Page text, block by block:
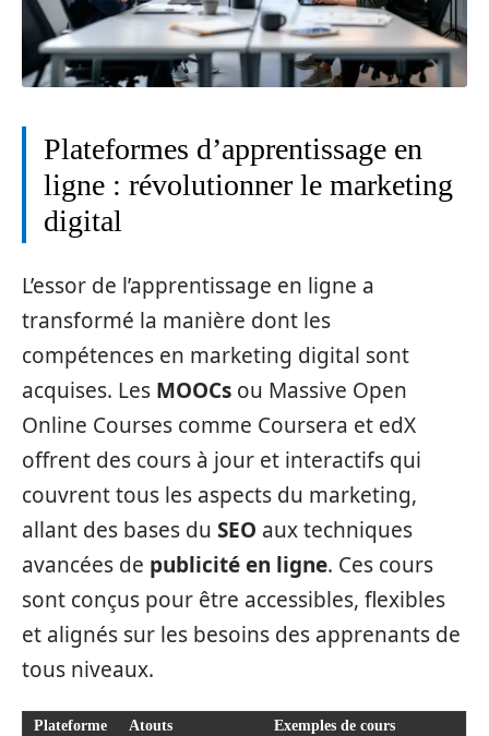
Plateformes d’apprentissage en
ligne : révolutionner le marketing
digital
L’essor de l’apprentissage en ligne a
transformé la manière dont les
compétences en marketing digital sont
acquises. Les MOOCs ou Massive Open
Online Courses comme Coursera et edX
offrent des cours à jour et interactifs qui
couvrent tous les aspects du marketing,
allant des bases du SEO aux techniques
avancées de publicité en ligne. Ces cours
sont conçus pour être accessibles, flexibles
et alignés sur les besoins des apprenants de
tous niveaux.
Plateforme Atouts Exemples de cours